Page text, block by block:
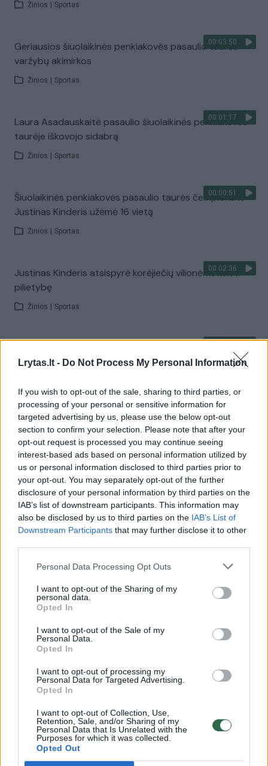
Lrytas.lt - Do Not Process My Personal Information
If you wish to opt-out of the sale, sharing to third parties, or
processing of your personal or sensitive information for
targeted advertising by us, please use the below opt-out
section to confirm your selection. Please note that after your
opt-out request is processed you may continue seeing
interest-based ads based on personal information utilized by
us or personal information disclosed to third parties prior to
your opt-out. You may separately opt-out of the further
disclosure of your personal information by third parties on the
IAB’s list of downstream participants. This information may
also be disclosed by us to third parties on the IAB’s List of
Downstream Participants that may further disclose it to other
Personal Data Processing Opt Outs
I want to opt-out of the Sharing of my
personal data.
Opted In
I want to opt-out of the Sale of my
Personal Data.
Opted In
I want to opt-out of processing my
Personal Data for Targeted Advertising.
Opted In
I want to opt-out of Collection, Use,
Retention, Sale, and/or Sharing of my
Personal Data that Is Unrelated with the
Purposes for which it was collected.
Opted Out
Žinios Sportas
00:03:50
Geriausios šiuolaikinės penkiakovės pasaulio taurės
varžybų akimirkos
Žinios Sportas
00:01:17
Laura Asadauskaitė pasaulio šiuolaikinės penkiakovės
taurėje iškovojo sidabrą
Žinios Sportas
00:00:51
Šiuolaikinės penkiakovės pasaulio taurės čempionate
Justinas Kinderis užėmė 16 vietą
Žinios Sportas
00:02:36
Justinas Kinderis atsispyrė korėjiečių vilionėms keisti
pilietybę
Žinios Sportas
finalo!
00:03:36
Pasaulio taurės finalo belaukiant: kaip Ieva Serapinaitė
tramdo žirgus?
Žinios | Sportas
00:02:34
Geriausi šiuolaikinės penkiakovės sportininkai
nekantriai laukia naujo baseino
Žinios | Sportas
00:02:42
Laura Asadauskaitė-Zadneprovskienė galvoja apie
karjeros pabaigą
Žinios | Sportas
Laura Asdadauskaitė-Zadneprovskienė triumfavo
Žinios | Sportas
E. Krungolcas paaiškino, kodėl L. Asadauskaitė
nesuvaldė žirgo
Laidos | Verta pažiūrėti